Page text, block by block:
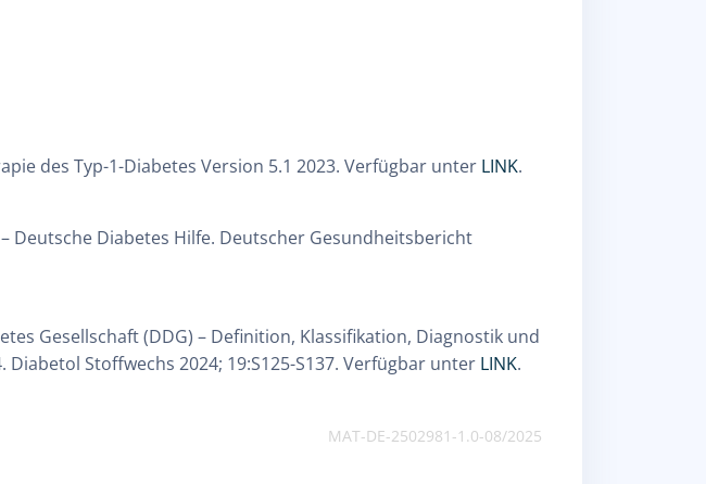
des Typ-1-Diabetes Version 5.1 2023. Verfügbar unter LINK.
Deutsche Diabetes Hilfe. Deutscher Gesundheitsbericht
Gesellschaft (DDG) – Definition, Klassifikation, Diagnostik und
Diabetol Stoffwechs 2024; 19:S125-S137. Verfügbar unter LINK.
MAT-DE-2502981-1.0-08/2025